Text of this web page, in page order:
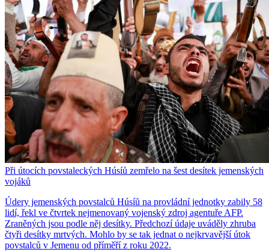
Při útocích povstaleckých Húsíů zemřelo na šest desítek jemenských
vojáků
Údery jemenských povstalců Húsíů na provládní jednotky zabily 58
lidí, řekl ve čtvrtek nejmenovaný vojenský zdroj agentuře AFP.
Zraněných jsou podle něj desítky. Předchozí údaje uváděly zhruba
čtyři desítky mrtvých. Mohlo by se tak jednat o nejkrvavější útok
povstalců v Jemenu od příměří z roku 2022.